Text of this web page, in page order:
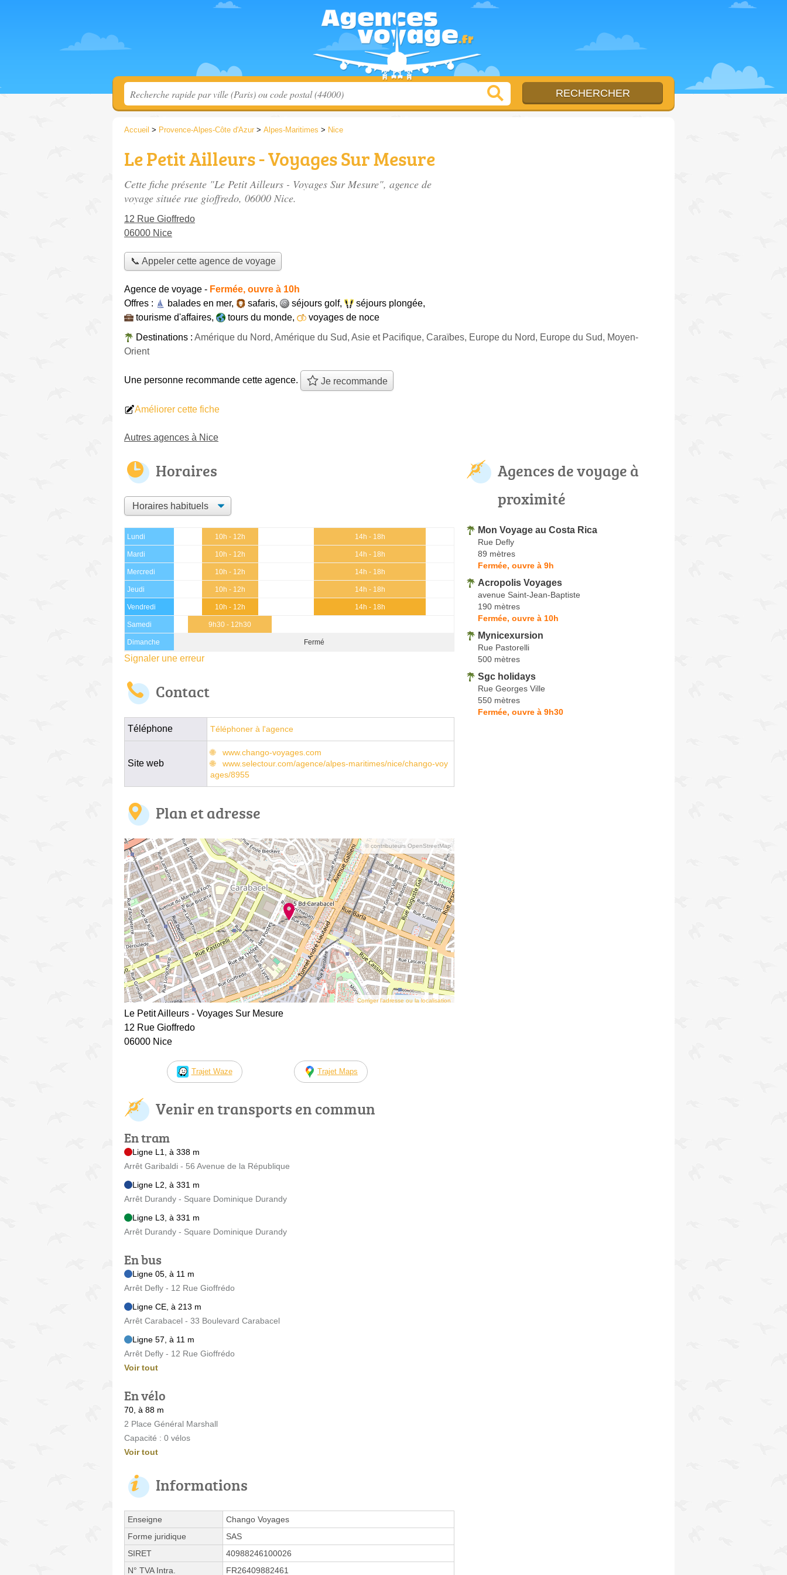
Accueil > Provence-Alpes-Côte d'Azur > Alpes-Maritimes > Nice
Le Petit Ailleurs - Voyages Sur Mesure
Cette fiche présente "Le Petit Ailleurs - Voyages Sur Mesure", agence de
voyage située rue gioffredo, 06000 Nice.
12 Rue Gioffredo
06000 Nice
📞 Appeler cette agence de voyage
Agence de voyage - Fermée, ouvre à 10h
Offres :
balades en mer, safaris, séjours golf, séjours plongée,
tourisme d'affaires, tours du monde,
voyages de noce
Destinations : Amérique du Nord, Amérique du Sud, Asie et Pacifique, Caraïbes, Europe du Nord, Europe du Sud, Moyen-
Orient
Une personne recommande cette agence. Je recommande
Améliorer cette fiche
Autres agences à Nice
Horaires
Lundi 10h - 12h 14h - 18h
Mardi 10h - 12h 14h - 18h
Mercredi 10h - 12h 14h - 18h
Jeudi 10h - 12h 14h - 18h
Vendredi 10h - 12h 14h - 18h
Samedi 9h30 - 12h30
Dimanche Fermé
Signaler une erreur
Contact
Téléphone Téléphoner à l'agence
Site web
www.chango-voyages.com
www.selectour.com/agence/alpes-maritimes/nice/chango-voy
ages/8955
Plan et adresse
© contributeurs OpenStreetMap
Corriger l’adresse ou la localisation
Le Petit Ailleurs - Voyages Sur Mesure
12 Rue Gioffredo
06000 Nice
Trajet Waze Trajet Maps
Venir en transports en commun
En tram
Ligne L1, à 338 m
Arrêt Garibaldi - 56 Avenue de la République
Ligne L2, à 331 m
Arrêt Durandy - Square Dominique Durandy
Ligne L3, à 331 m
Arrêt Durandy - Square Dominique Durandy
En bus
Ligne 05, à 11 m
Arrêt Defly - 12 Rue Gioffrédo
Ligne CE, à 213 m
Arrêt Carabacel - 33 Boulevard Carabacel
Ligne 57, à 11 m
Arrêt Defly - 12 Rue Gioffrédo
Voir tout
En vélo
70, à 88 m
2 Place Général Marshall
Capacité : 0 vélos
Voir tout
Informations
Enseigne
Chango Voyages
Forme juridique
SAS
SIRET
40988246100026
N° TVA Intra.
FR26409882461
Agences de voyage à
proximité
Mon Voyage au Costa Rica
Rue Defly
89 mètres
Fermée, ouvre à 9h
Acropolis Voyages
avenue Saint-Jean-Baptiste
190 mètres
Fermée, ouvre à 10h
Mynicexursion
Rue Pastorelli
500 mètres
Sgc holidays
Rue Georges Ville
550 mètres
Fermée, ouvre à 9h30